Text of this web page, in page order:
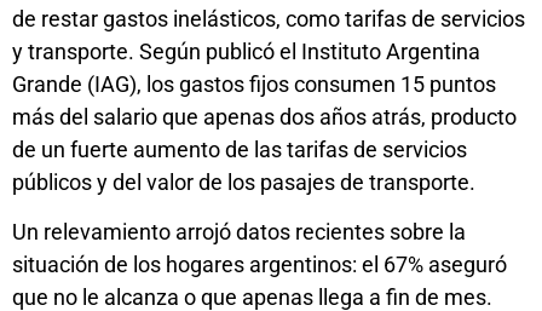
de restar gastos inelásticos, como tarifas de servicios
y transporte. Según publicó el Instituto Argentina
Grande (IAG), los gastos fijos consumen 15 puntos
más del salario que apenas dos años atrás, producto
de un fuerte aumento de las tarifas de servicios
públicos y del valor de los pasajes de transporte.
Un relevamiento arrojó datos recientes sobre la
situación de los hogares argentinos: el 67% aseguró
que no le alcanza o que apenas llega a fin de mes.